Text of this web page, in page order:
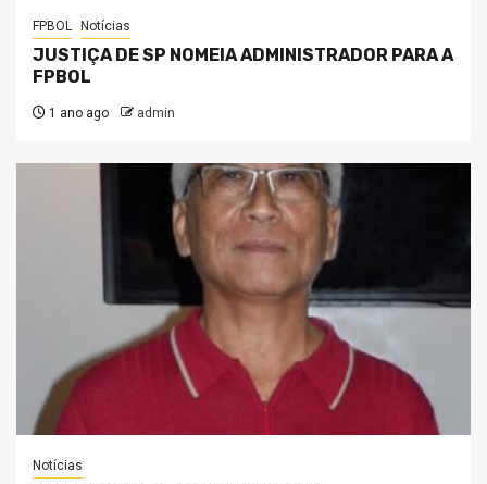
FPBOL Notícias
JUSTIÇA DE SP NOMEIA ADMINISTRADOR PARA A
FPBOL
1 ano ago admin
Notícias